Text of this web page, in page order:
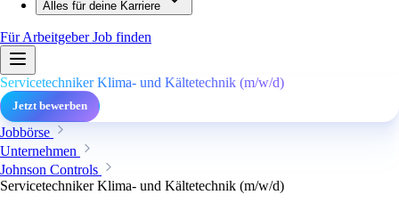
Alles für deine Karriere
Für ArbeitgeberJob finden
Servicetechniker Klima- und Kältetechnik (m/w/d)
Jetzt bewerben
Jobbörse
Unternehmen
Johnson Controls
Servicetechniker Klima- und Kältetechnik (m/w/d)